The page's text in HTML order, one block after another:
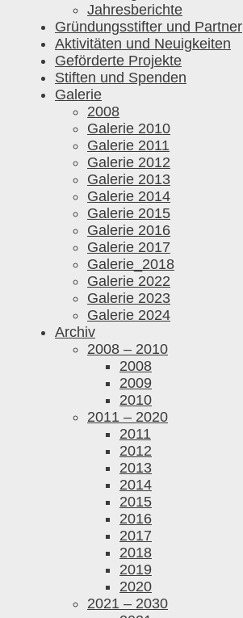
Jahresberichte
Gründungsstifter und Partner
Aktivitäten und Neuigkeiten
Geförderte Projekte
Stiften und Spenden
Galerie
2008
Galerie 2010
Galerie 2011
Galerie 2012
Galerie 2013
Galerie 2014
Galerie 2015
Galerie 2016
Galerie 2017
Galerie_2018
Galerie 2022
Galerie 2023
Galerie 2024
Archiv
2008 – 2010
2008
2009
2010
2011 – 2020
2011
2012
2013
2014
2015
2016
2017
2018
2019
2020
2021 – 2030